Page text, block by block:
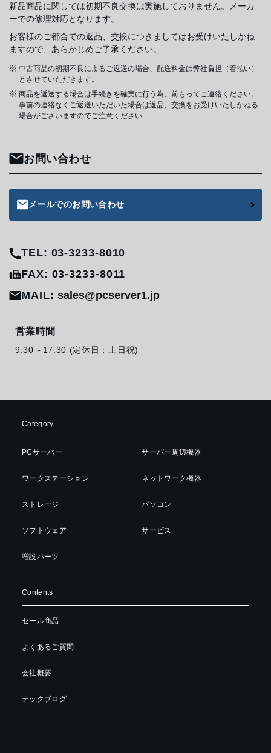
新品商品に関しては初期不良交換は実施しておりません。メーカ
ーでの修理対応となります。
お客様のご都合での返品、交換につきましてはお受けいたしかね
ますので、あらかじめご了承ください。
中古商品の初期不良によるご返送の場合、配送料金は弊社負担（着払い）
とさせていただきます。
商品を返送する場合は手続きを確実に行う為、前もってご連絡ください。
事前の連絡なくご返送いただいた場合は返品、交換をお受けいたしかねる
場合がございますのでご注意ください
お問い合わせ
メールでのお問い合わせ
TEL: 03-3233-8010
FAX: 03-3233-8011
MAIL:sales@pcserver1.jp
営業時間
9:30～17:30 (定休日：土日祝)
Category
PCサーバー
ワークステーション
ストレージ
ソフトウェア
増設パーツ
サーバー周辺機器
ネットワーク機器
パソコン
サービス
Contents
セール商品
よくあるご質問
会社概要
テックブログ